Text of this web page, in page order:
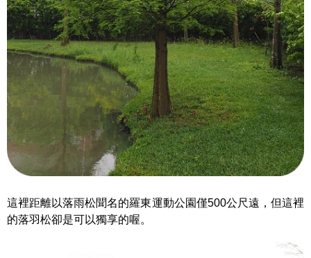
這裡距離以落雨松聞名的羅東運動公園僅500公尺遠，但這裡
的落羽松卻是可以獨享的喔。